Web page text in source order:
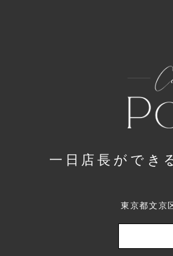
一日店長がで
東京都文京